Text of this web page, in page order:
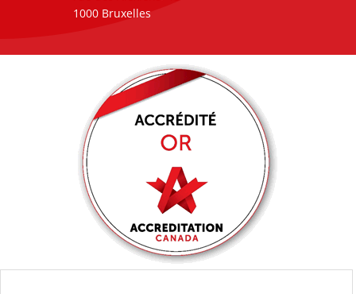
1000 Bruxelles